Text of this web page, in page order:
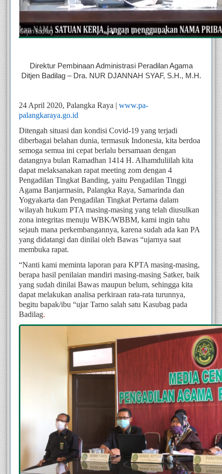
Direktur Pembinaan Administrasi Peradilan Agama
Ditjen Badilag – Dra. NUR DJANNAH SYAF, S.H., M.H.
24 April 2020, Palangka Raya | www.pa-
palangkaraya.go.id
Ditengah situasi dan kondisi Covid-19 yang terjadi
diberbagai belahan dunia, termasuk Indonesia, kita berdoa
semoga semua ini cepat berlalu bersamaan dengan
datangnya bulan Ramadhan 1414 H. Alhamduliilah kita
dapat melaksanakan rapat meeting zom dengan 4
Pengadilan Tingkat Banding, yaitu Pengadilan Tinggi
Agama Banjarmasin, Palangka Raya, Samarinda dan
Yogyakarta dan Pengadilan Tingkat Pertama dalam
wilayah hukum PTA masing-masing yang telah diusulkan
zona integritas menuju WBK/WBBM, kami ingin tahu
sejauh mana perkembangannya, karena sudah ada kan PA
yang didatangi dan dinilai oleh Bawas “ujarnya saat
membuka rapat.
“Nanti kami meminta laporan para KPTA masing-masing,
berapa hasil penilaian mandiri masing-masing Satker, baik
yang sudah dinilai Bawas maupun belum, sehingga kita
dapat melakukan analisa perkiraan rata-rata turunnya,
begitu bapak/ibu “ujar Tarno salah satu Kasubag pada
Badilag.